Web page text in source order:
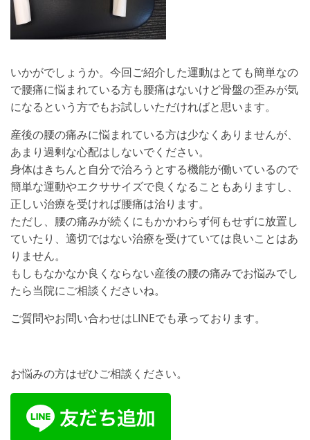
いかがでしょうか。今回ご紹介した運動はとても簡単なの
で腰痛に悩まれている方も腰痛はないけど骨盤の歪みが気
になるという方でもお試しいただければと思います。
産後の腰の痛みに悩まれている方は少なくありませんが、
あまり過剰な心配はしないでください。
身体はきちんと自分で治ろうとする機能が働いているので
簡単な運動やエクササイズで良くなることもありますし、
正しい治療を受ければ腰痛は治ります。
ただし、腰の痛みが続くにもかかわらず何もせずに放置し
ていたり、適切ではない治療を受けていては良いことはあ
りません。
もしもなかなか良くならない産後の腰の痛みでお悩みでし
たら当院にご相談くださいね。
ご質問やお問い合わせはLINEでも承っております。
お悩みの方はぜひご相談ください。